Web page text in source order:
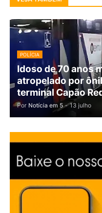
POLÍCIA
Idoso de 70 anos
atropelado por
terminal Capão
Por Notícia em 5 - 13 julho